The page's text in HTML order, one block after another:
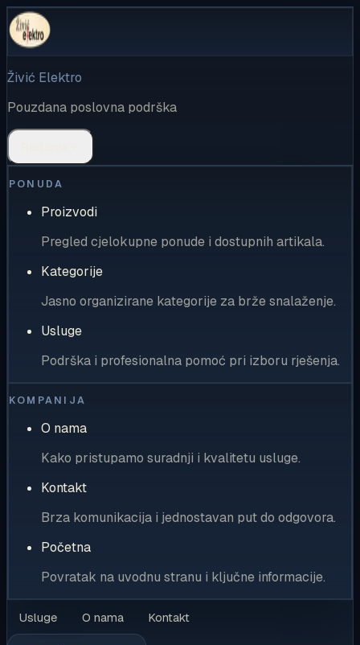
Živić Elektro
Pouzdana poslovna podrška
PONUDA
Proizvodi
Pregled cjelokupne ponude i dostupnih artikala.
Kategorije
Jasno organizirane kategorije za brže snalaženje.
Usluge
Podrška i profesionalna pomoć pri izboru rješenja.
KOMPANIJA
O nama
Kako pristupamo suradnji i kvalitetu usluge.
Kontakt
Brza komunikacija i jednostavan put do odgovora.
Početna
Povratak na uvodnu stranu i ključne informacije.
Usluge O nama Kontakt